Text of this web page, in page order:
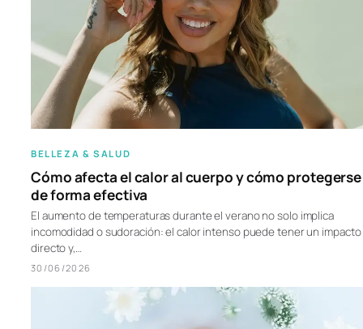
BELLEZA & SALUD
Cómo afecta el calor al cuerpo y cómo protegerse
de forma efectiva
El aumento de temperaturas durante el verano no solo implica
incomodidad o sudoración: el calor intenso puede tener un impacto
directo y,…
30/06/2026